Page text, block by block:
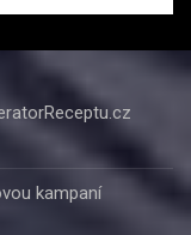
kampaní